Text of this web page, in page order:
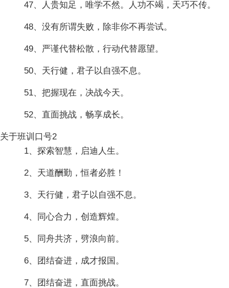
47、人贵知足，唯学不然。人功不竭，天巧不传。
48、没有所谓失败，除非你不再尝试。
49、严谨代替松散，行动代替愿望。
50、天行健，君子以自强不息。
51、把握现在，决战今天。
52、直面挑战，畅享成长。
关于班训口号2
1、探索智慧，启迪人生。
2、天道酬勤，恒者必胜！
3、天行健，君子以自强不息。
4、同心合力，创造辉煌。
5、同舟共济，劈浪向前。
6、团结奋进，成才报国。
7、团结奋进，直面挑战。